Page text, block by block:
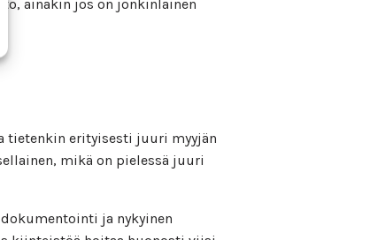
ainakin jos on jonkinlainen
tietenkin erityisesti juuri myyjän
mikä on pielessä juuri
ja nykyinen